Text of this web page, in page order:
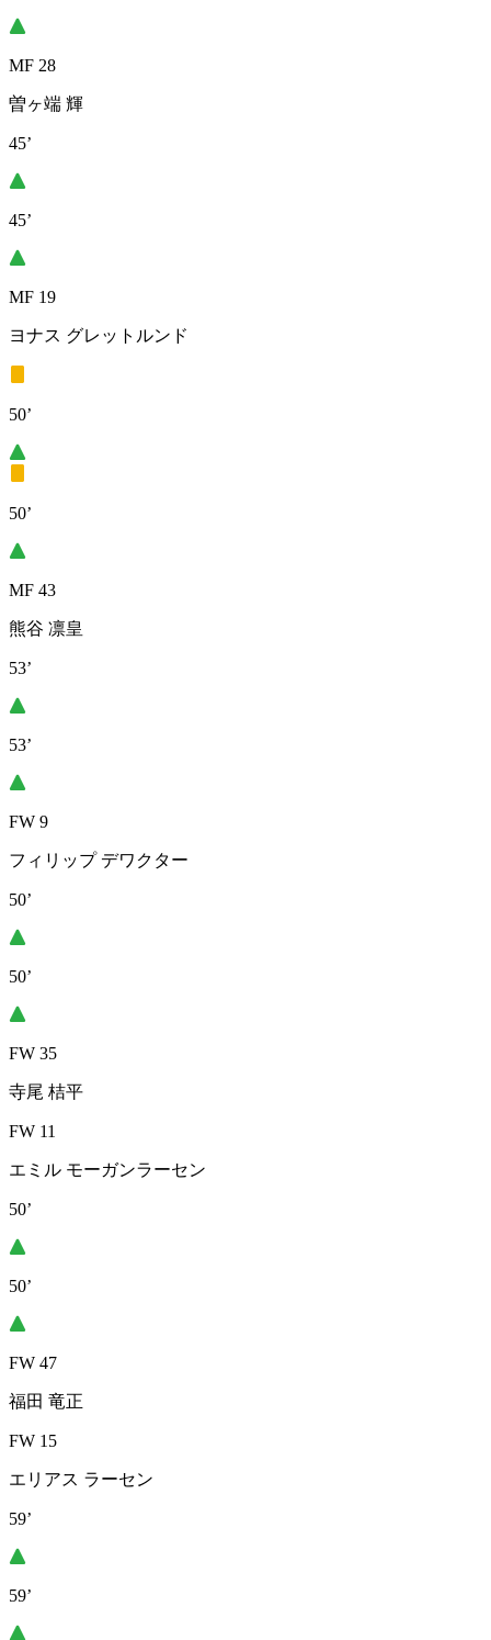
MF 28
曽ヶ端 輝
45’
45’
MF 19
ヨナス グレットルンド
50’
50’
MF 43
熊谷 凛皇
53’
53’
FW 9
フィリップ デワクター
50’
50’
FW 35
寺尾 桔平
FW 11
エミル モーガンラーセン
50’
50’
FW 47
福田 竜正
FW 15
エリアス ラーセン
59’
59’